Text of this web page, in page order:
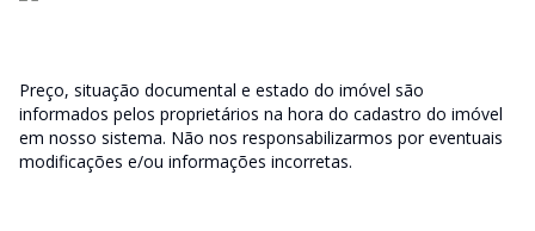
Preço, situação documental e estado do imóvel são
informados pelos proprietários na hora do cadastro do imóvel
em nosso sistema. Não nos responsabilizarmos por eventuais
modificações e/ou informações incorretas.